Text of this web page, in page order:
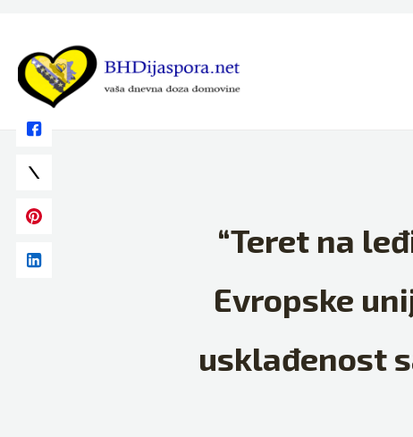
content
“Teret na
Evropske
usklađenost